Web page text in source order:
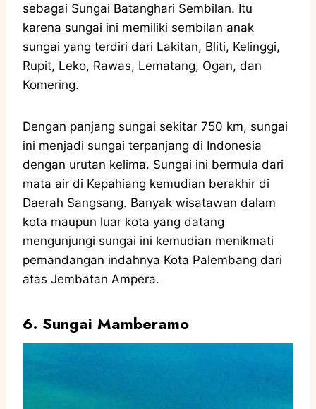
sebagai Sungai Batanghari Sembilan. Itu
karena sungai ini memiliki sembilan anak
sungai yang terdiri dari Lakitan, Bliti, Kelinggi,
Rupit, Leko, Rawas, Lematang, Ogan, dan
Komering.
Dengan panjang sungai sekitar 750 km, sungai
ini menjadi sungai terpanjang di Indonesia
dengan urutan kelima. Sungai ini bermula dari
mata air di Kepahiang kemudian berakhir di
Daerah Sangsang. Banyak wisatawan dalam
kota maupun luar kota yang datang
mengunjungi sungai ini kemudian menikmati
pemandangan indahnya Kota Palembang dari
atas Jembatan Ampera.
6. Sungai Mamberamo